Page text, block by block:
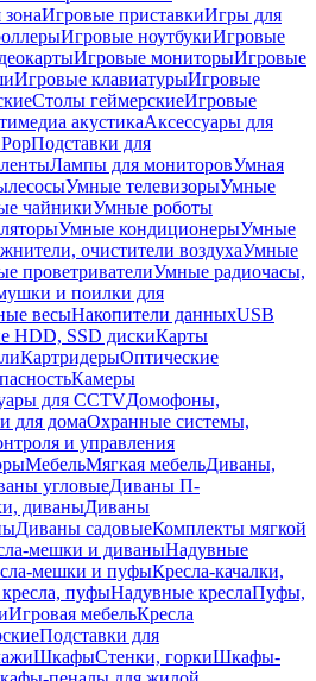
Игровые приставкиИгры для
Игровые ноутбукиИгровые
Игровые мониторыИгровые
Игровые клавиатурыИгровые
Столы геймерскиеИгровые
акустикаАксессуары для
Подставки для
Лампы для мониторовУмная
Умные телевизорыУмные
чайникиУмные роботы
Умные кондиционерыУмные
очистители воздухаУмные
проветривателиУмные радиочасы,
и поилки для
весыНакопители данныхUSB
HDD, SSD дискиКарты
КартридерыОптические
Камеры
для CCTVДомофоны,
для домаОхранные системы,
и управления
МебельМягкая мебельДиваны,
угловыеДиваны П-
диваныДиваны
Диваны садовыеКомплекты мягкой
мешки и диваныНадувные
мешки и пуфыКресла-качалки,
пуфыНадувные креслаПуфы,
Игровая мебельКресла
Подставки для
ШкафыСтенки, горкиШкафы-